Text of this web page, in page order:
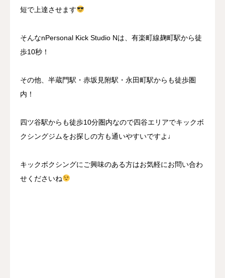
短で上達させます
そんなnPersonal Kick Studio Nは、有楽町線麹町駅から徒
歩10秒！
その他、半蔵門駅・赤坂見附駅・永田町駅からも徒歩圏
内！
四ツ谷駅からも徒歩10分圏内なので四谷エリアでキックボ
クシングジムをお探しの方も通いやすいですよ♩
キックボクシングにご興味のある方はお気軽にお問い合わ
せくださいね